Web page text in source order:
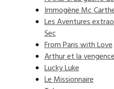
Immogène Mc
Les Aventures
Sec
From Paris with Love
Arthur et la
Lucky Luke
Le Missionnaire